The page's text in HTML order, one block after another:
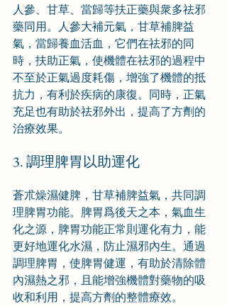
人參、甘草、當歸等扶正藥與衆多祛邪
藥同用。人參大補元氣，甘草補脾益
氣，當歸養血活血，它們在祛邪的同
時，扶助正氣，使機體在祛邪的過程中
不至於正氣過度耗傷，增強了機體的抵
抗力，有利於疾病的康復。同時，正氣
充足也有助於祛邪外出，提高了方劑的
治療效果。
3. 調理脾胃以助運化
蒼朮燥濕健脾，甘草補脾益氣，共同調
理脾胃功能。脾胃爲後天之本，氣血生
化之源，脾胃功能正常則運化有力，能
更好地運化水濕，防止濕邪內生。通過
調理脾胃，使脾胃健運，有助於清除體
內濕熱之邪，且能增強機體對藥物的吸
收和利用，提高方劑的整體療效。